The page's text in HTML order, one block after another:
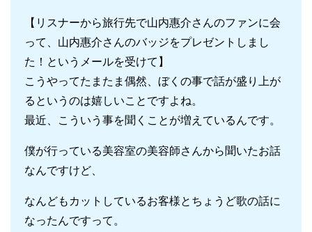
【リスナーから旅行先で山内惠介さんのファンに会
って、山内惠介さんのバッジをプレゼントしまし
た！というメールを受けて】
こうやってたまたま偶然、ぼくの事で話が盛り上が
るというのは嬉しいことですよね。
最近、こういう事を聞くことが増えているんです。
僕が行っている美容室の美容師さんから聞いたお話
なんですけど、
なんどもカットしているお客様とちょうど歌の話に
なったんですって。